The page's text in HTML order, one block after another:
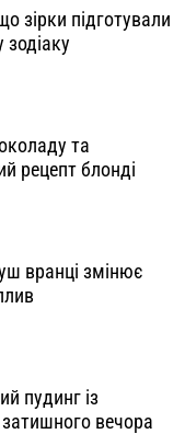
зірки підготували
та
рецепт блонді
вранці змінює
пудинг із
вечора